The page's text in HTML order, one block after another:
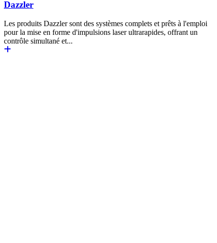
Dazzler
Les produits Dazzler sont des systèmes complets et prêts à l'emploi
pour la mise en forme d'impulsions laser ultrarapides, offrant un
contrôle simultané et...